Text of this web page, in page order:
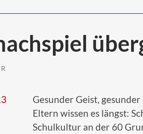
Gesunder Geist,
Eltern wissen es längst:
Schulkultur an der 60